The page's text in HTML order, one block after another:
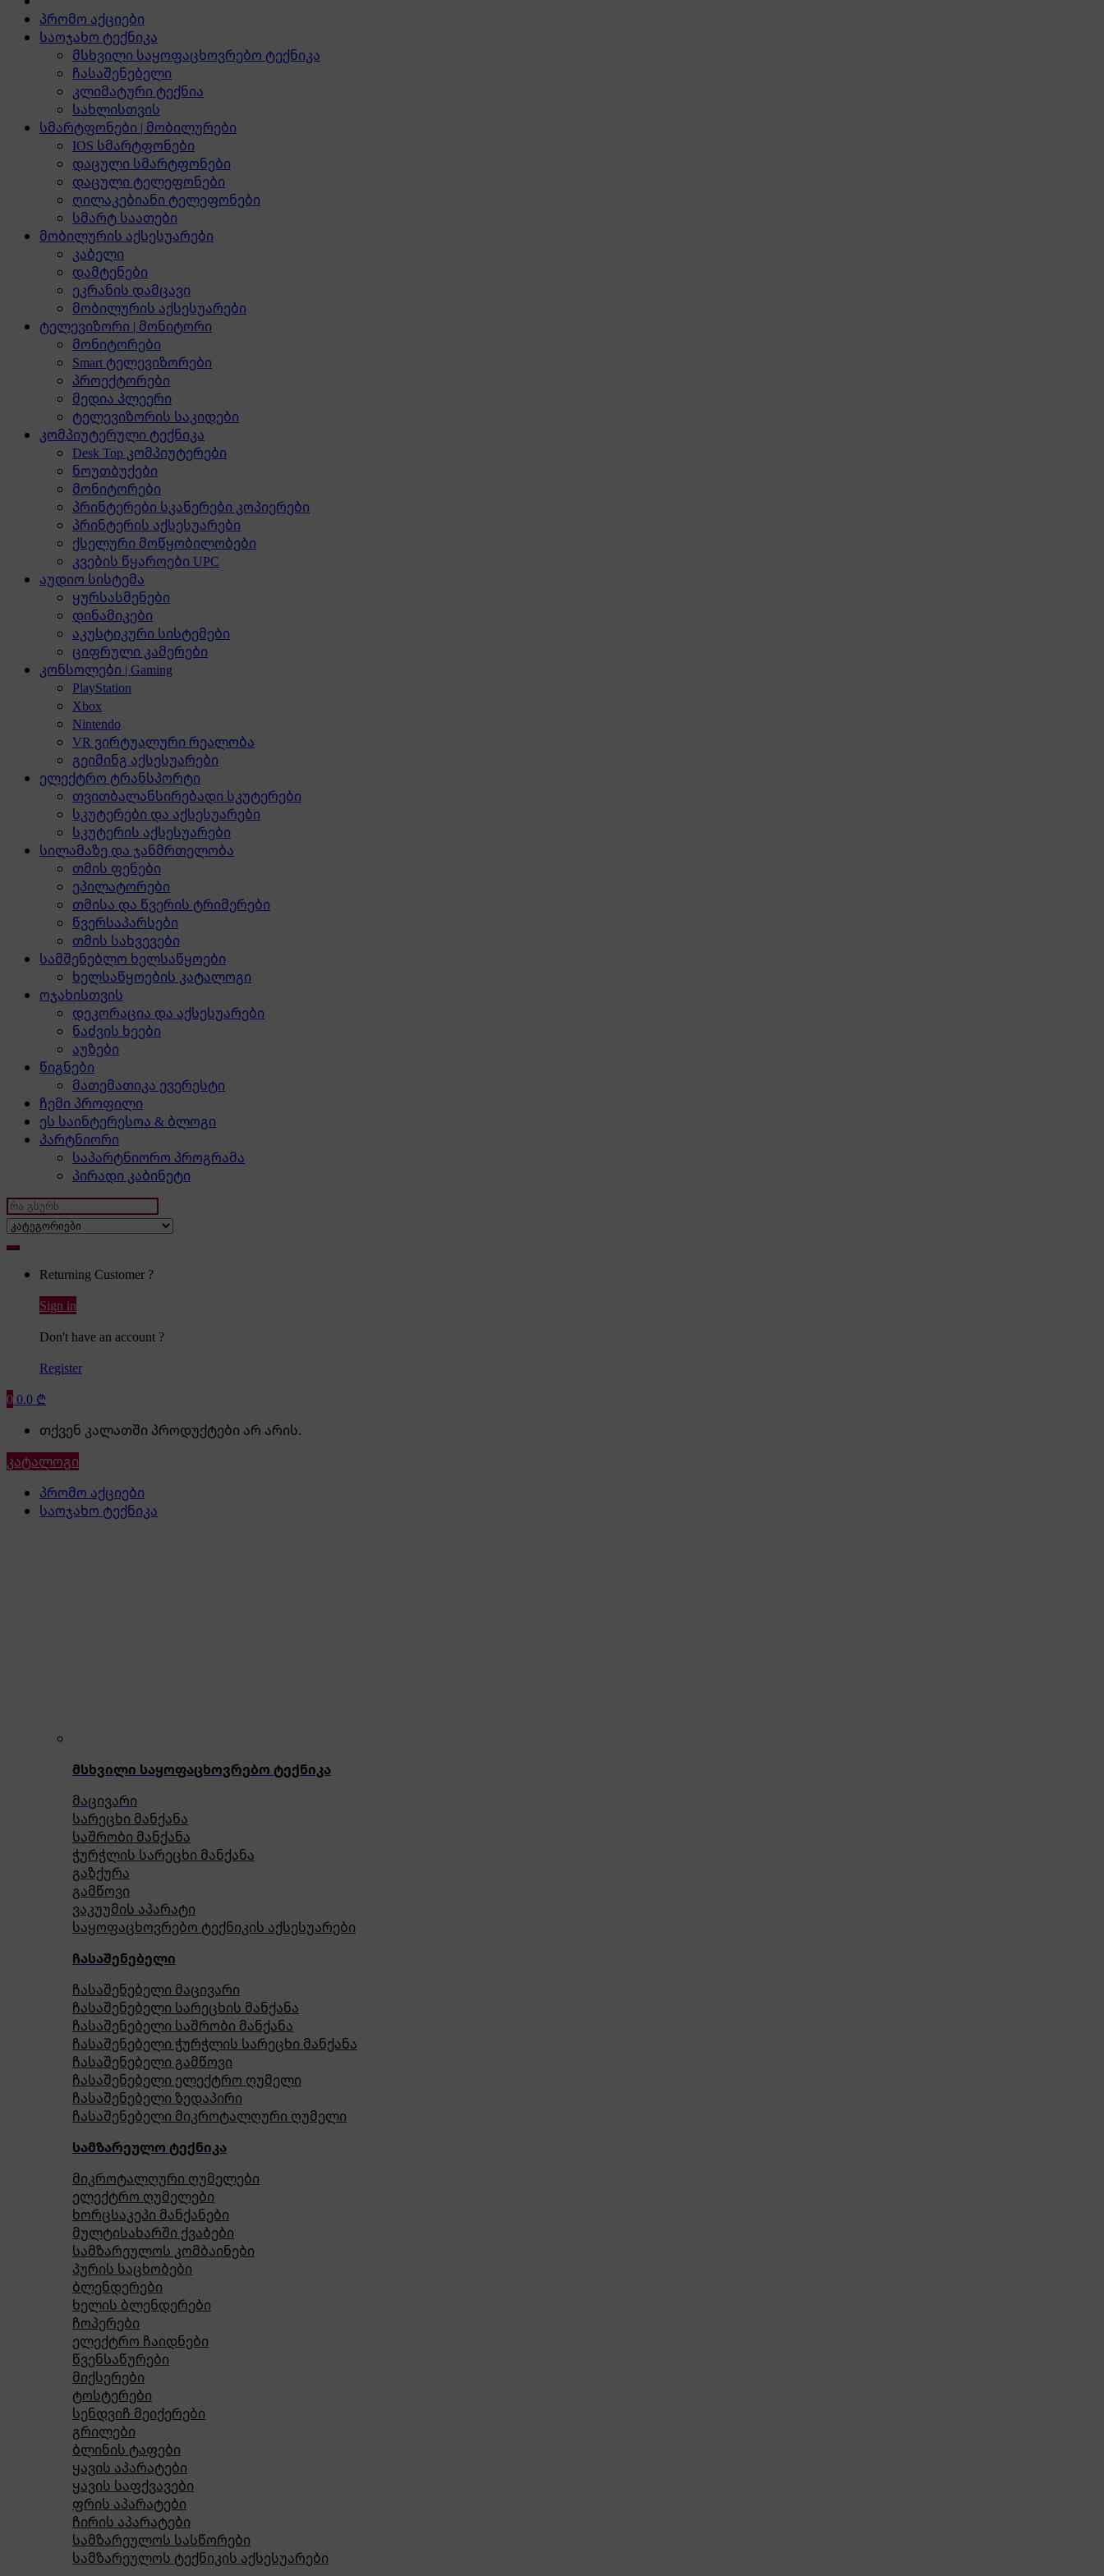
პრომო აქციები
საოჯახო ტექნიკა
მსხვილი საყოფაცხოვრებო ტექნიკა
ჩასაშენებელი
კლიმატური ტექნია
სახლისთვის
სმარტფონები | მობილურები
IOS სმარტფონები
დაცული სმარტფონები
დაცული ტელეფონები
ღილაკებიანი ტელეფონები
სმარტ საათები
მობილურის აქსესუარები
კაბელი
დამტენები
ეკრანის დამცავი
მობილურის აქსესუარები
ტელევიზორი | მონიტორი
მონიტორები
Smart ტელევიზორები
პროექტორები
მედია პლეერი
ტელევიზორის საკიდები
კომპიუტერული ტექნიკა
Desk Top კომპიუტერები
ნოუთბუქები
მონიტორები
პრინტერები სკანერები კოპიერები
პრინტერის აქსესუარები
ქსელური მოწყობილობები
კვების წყაროები UPC
აუდიო სისტემა
ყურსასმენები
დინამიკები
აკუსტიკური სისტემები
ციფრული კამერები
კონსოლები | Gaming
PlayStation
Xbox
Nintendo
VR ვირტუალური რეალობა
გეიმინგ აქსესუარები
ელექტრო ტრანსპორტი
თვითბალანსირებადი სკუტერები
სკუტერები და აქსესუარები
სკუტერის აქსესუარები
სილამაზე და ჯანმრთელობა
თმის ფენები
ეპილატორები
თმისა და წვერის ტრიმერები
წვერსაპარსები
თმის სახვევები
სამშენებლო ხელსაწყოები
ხელსაწყოების კატალოგი
ოჯახისთვის
დეკორაცია და აქსესუარები
ნაძვის ხეები
აუზები
წიგნები
მათემათიკა ევერესტი
ჩემი პროფილი
ეს საინტერესოა & ბლოგი
პარტნიორი
საპარტნიორო პროგრამა
პირადი კაბინეტი
Search
for:
Returning Customer ?
Sign in
Don't have an account ?
Register
00.0 ₾
თქვენ კალათში პროდუქტები არ არის.
კატალოგი
პრომო აქციები
საოჯახო ტექნიკა
მსხვილი საყოფაცხოვრებო ტექნიკა
მაცივარი
სარეცხი მანქანა
საშრობი მანქანა
ჭურჭლის სარეცხი მანქანა
გაზქურა
გამწოვი
ვაკუუმის აპარატი
საყოფაცხოვრებო ტექნიკის აქსესუარები
ჩასაშენებელი
ჩასაშენებელი მაცივარი
ჩასაშენებელი სარეცხის მანქანა
ჩასაშენებელი საშრობი მანქანა
ჩასაშენებელი ჭურჭლის სარეცხი მანქანა
ჩასაშენებელი გამწოვი
ჩასაშენებელი ელექტრო ღუმელი
ჩასაშენებელი ზედაპირი
ჩასაშენებელი მიკროტალღური ღუმელი
სამზარეულო ტექნიკა
მიკროტალღური ღუმელები
ელექტრო ღუმელები
ხორცსაკეპი მანქანები
მულტისახარში ქვაბები
სამზარეულოს კომბაინები
პურის საცხობები
ბლენდერები
ხელის ბლენდერები
ჩოპერები
ელექტრო ჩაიდნები
წვენსაწურები
მიქსერები
ტოსტერები
სენდვიჩ მეიქერები
გრილები
ბლინის ტაფები
ყავის აპარატები
ყავის საფქვავები
ფრის აპარატები
ჩირის აპარატები
სამზარეულოს სასწორები
სამზარეულოს ტექნიკის აქსესუარები